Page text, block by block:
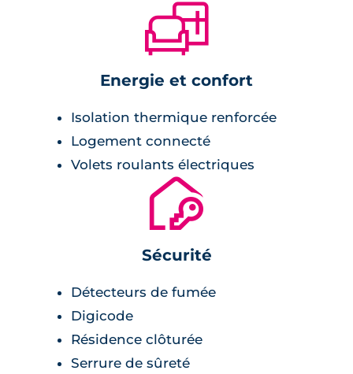
🛋
Energie et confort
Isolation thermique renforcée
Logement connecté
Volets roulants électriques
🔐
Sécurité
Détecteurs de fumée
Digicode
Résidence clôturée
Serrure de sûreté